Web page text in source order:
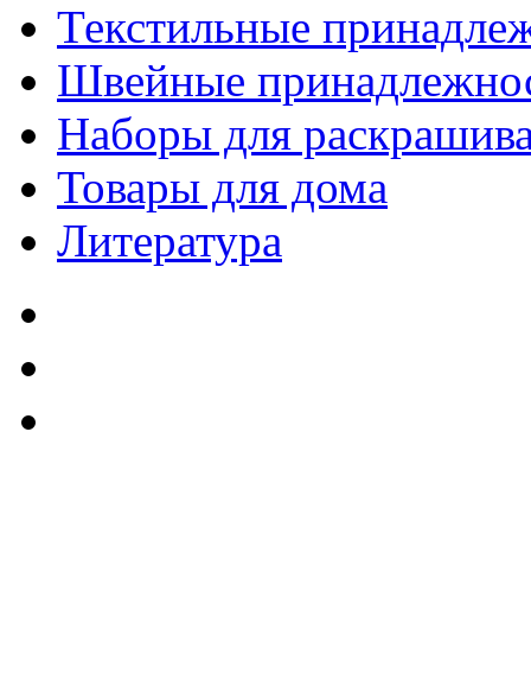
Текстильные
Швейные
Наборы для
Товары для дома
Литература